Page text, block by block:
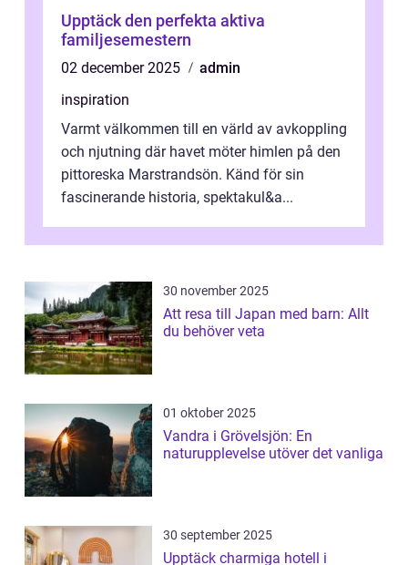
Upptäck den perfekta aktiva
familjesemestern
02 december 2025
admin
inspiration
Varmt välkommen till en värld av avkoppling
och njutning där havet möter himlen på den
pittoreska Marstrandsön. Känd för sin
fascinerande historia, spektakul&a...
30 november 2025
Att resa till Japan med barn: Allt
du behöver veta
01 oktober 2025
Vandra i Grövelsjön: En
naturupplevelse utöver det vanliga
30 september 2025
Upptäck charmiga hotell i